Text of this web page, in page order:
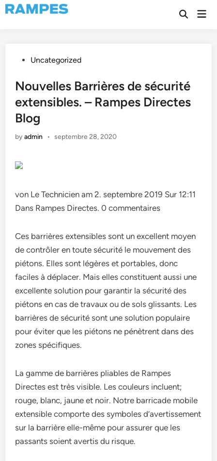
Skip
to
Open
PostedUncategorized
Nouvelles Barrières de sécurité
extensibles. – Rampes Directes
Blog
byadmin • septembre 28, 2020
von Le Technicien am 2. septembre 2019 Sur 12:11
Dans Rampes Directes. 0 commentaires
Ces barrières extensibles sont un excellent moyen
de contrôler en toute sécurité le mouvement des
piétons. Elles sont légères et portables, donc
faciles à déplacer. Mais elles constituent aussi une
excellente solution pour garantir la sécurité des
piétons en cas de travaux ou de sols glissants. Les
barrières de sécurité sont une solution populaire
pour éviter que les piétons ne pénètrent dans des
zones spécifiques.
La gamme de barrières pliables de Rampes
Directes est très visible. Les couleurs incluent;
rouge, blanc, jaune et noir. Notre barricade mobile
extensible comporte des symboles d’avertissement
sur la barrière elle-même pour assurer que les
passants soient avertis du risque.